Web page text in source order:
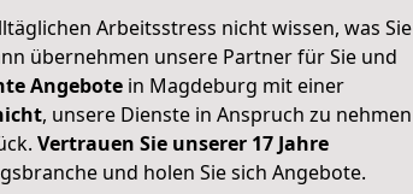
Arbeitsstress nicht wissen, was Sie
übernehmen unsere Partner für Sie und
Angebote in Magdeburg mit einer
, unsere Dienste in Anspruch zu nehmen
Vertrauen Sie unserer 17 Jahre
und holen Sie sich Angebote.